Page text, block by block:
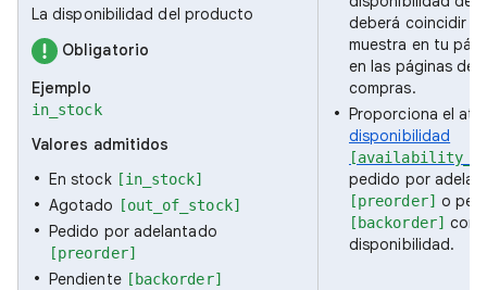
La disponibilidad del producto
Obligatorio
Ejemplo
in_stock
Valores admitidos
En stock [in_stock]
Agotado [out_of_stock]
Pedido por adelantado
[preorder]
Pendiente [backorder]
deberá coincidir
muestra en tu
en las páginas de
compras.
Proporciona el
disponibilidad
pedido por
[preorder] o
[backorder]
disponibilidad.